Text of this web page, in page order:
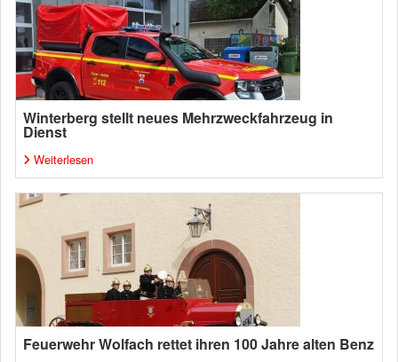
Winterberg stellt neues Mehrzweckfahrzeug in
Dienst
Weiterlesen
Feuerwehr Wolfach rettet ihren 100 Jahre alten Benz